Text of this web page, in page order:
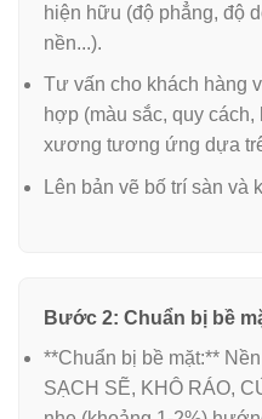
hiện hữu (độ phẳng, độ
nền...).
Tư vấn cho khách hàng
hợp (màu sắc, quy cách,
xương tương ứng dựa
Lên bản vẽ bố trí sàn và
Bước 2: Chuẩn bị bề
**Chuẩn bị bề mặt:**
SẠCH SẼ, KHÔ RÁO,